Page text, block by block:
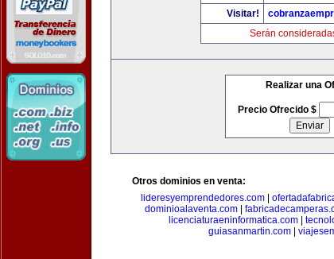
Visitar!
Serán
Realizar una
Precio Ofrecido $
Otros dominios en venta:
lideresyemprendedores.com
dominioalaventa.com
licenciaturaeninformatica.com|
guiasanmartin.com|